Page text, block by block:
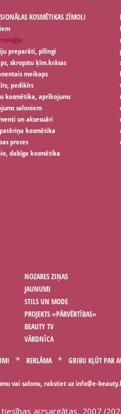
KOSMĒTIKAS ZĪMOLI
preparāti, pīlingi
skropstu ķīm.krāsas
meikaps
pedikīrs
kosmētika, aprīkojums
saloniem
un aksesuāri
kosmētika
preces
dabīga kosmētika
NOZARES ZIŅAS
JAUNUMI
STILS UN MODE
PROJEKTS «PĀRVĒRTĪBAS»
BEAUTY TV
VĀRDNĪCA
REKLĀMA GRIBU KĻŪT PAR
vai salonu, rakstiet uz
aizsargātas, 2007